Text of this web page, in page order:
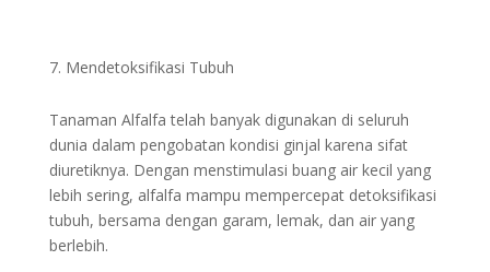
Mendetoksifikasi Tubuh
Tanaman Alfalfa telah banyak digunakan di seluruh
dunia dalam pengobatan kondisi ginjal karena sifat
diuretiknya. Dengan menstimulasi buang air kecil yang
lebih sering, alfalfa mampu mempercepat detoksifikasi
tubuh, bersama dengan garam, lemak, dan air yang
berlebih.